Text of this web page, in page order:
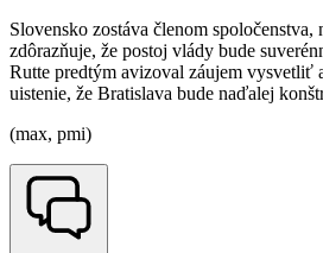
Slovensko zostáva členom spoločenstva,
zdôrazňuje, že postoj vlády bude
Rutte predtým avizoval záujem vysvetliť
uistenie, že Bratislava bude naďalej
(max, pmi)